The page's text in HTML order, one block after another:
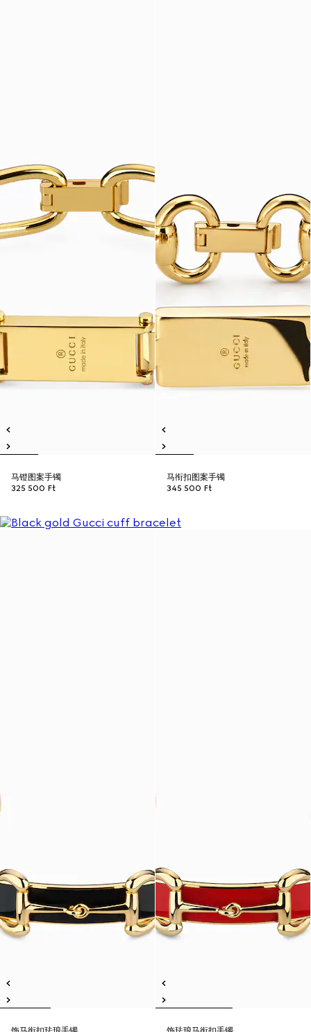
马镫图案手镯
325 500 Ft
马衔扣图案手镯
345 500 Ft